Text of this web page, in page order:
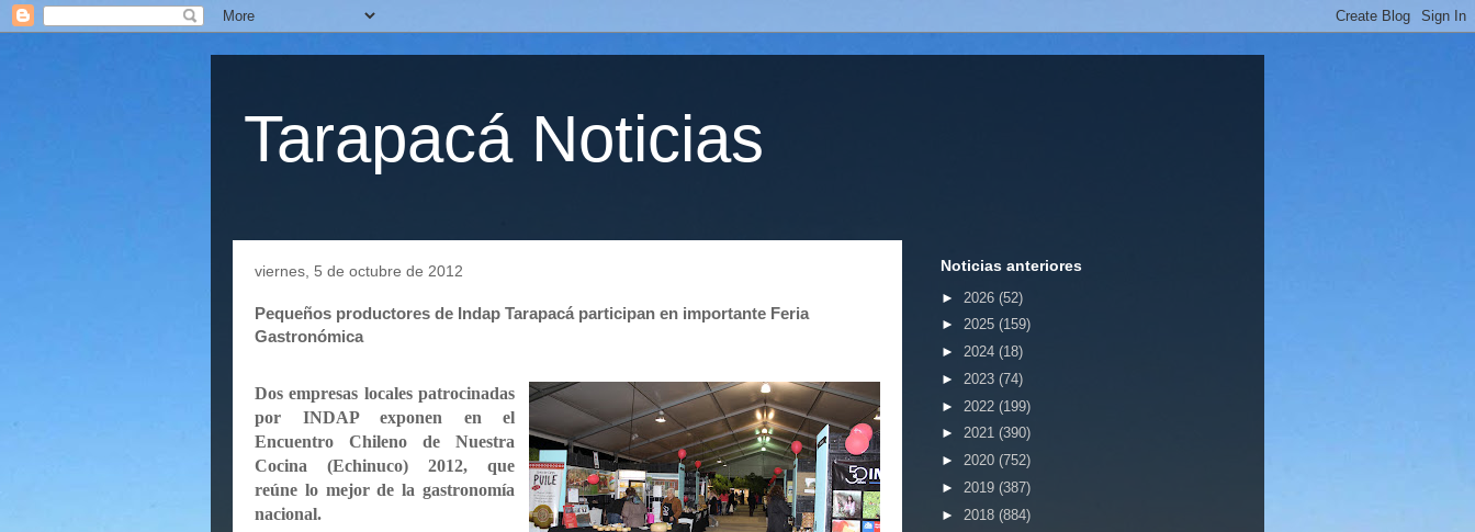
Tarapacá Noticias
viernes, 5 de octubre de 2012
Pequeños productores de Indap Tarapacá participan en importante Feria
Gastronómica
Dos empresas locales patrocinadas
por INDAP exponen en el
Encuentro Chileno de Nuestra
Cocina (Echinuco) 2012, que
reúne lo mejor dela gastronomía
nacional.
Noticias anteriores
► 2026 (52)
► 2025 (159)
► 2024 (18)
► 2023 (74)
► 2022 (199)
► 2021 (390)
► 2020 (752)
► 2019 (387)
► 2018 (884)